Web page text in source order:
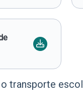
transporte